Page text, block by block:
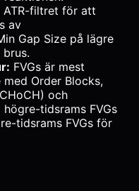
ATR-filtret för att
av
Gap Size på lägre
FVGs är mest
Order Blocks,
och
tidsrams FVGs
tidsrams FVGs för